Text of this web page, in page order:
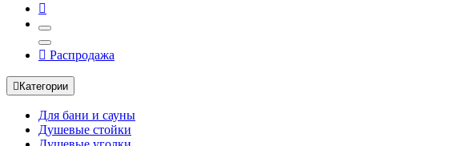
Распродажа
Категории
Для бани и сауны
Душевые стойки